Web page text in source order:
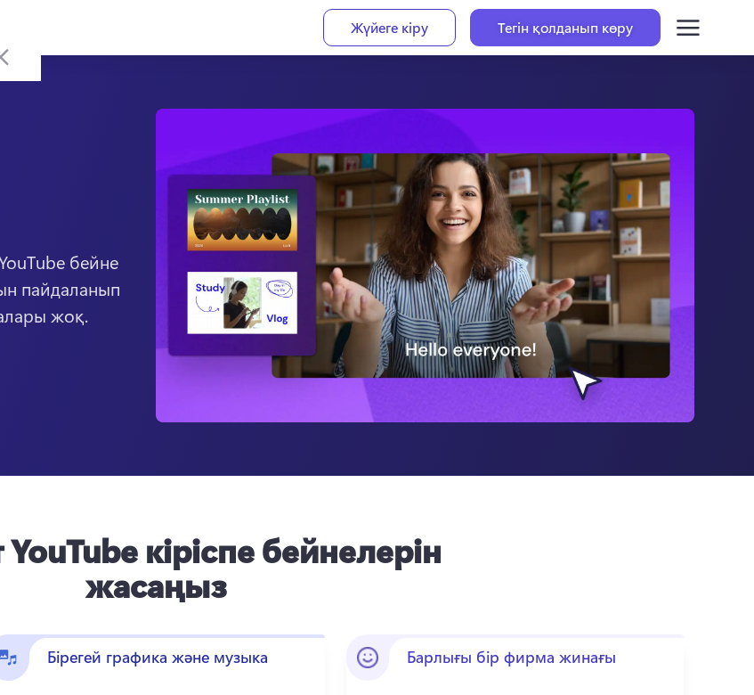
Жүйеге кіру
Тегін қолданып көру
бейне
пайдаланып
жоқ.
кіріспе бейнелерін
жасаңыз
Бірегей графика және музыка Барлығы бір фирма жинағы